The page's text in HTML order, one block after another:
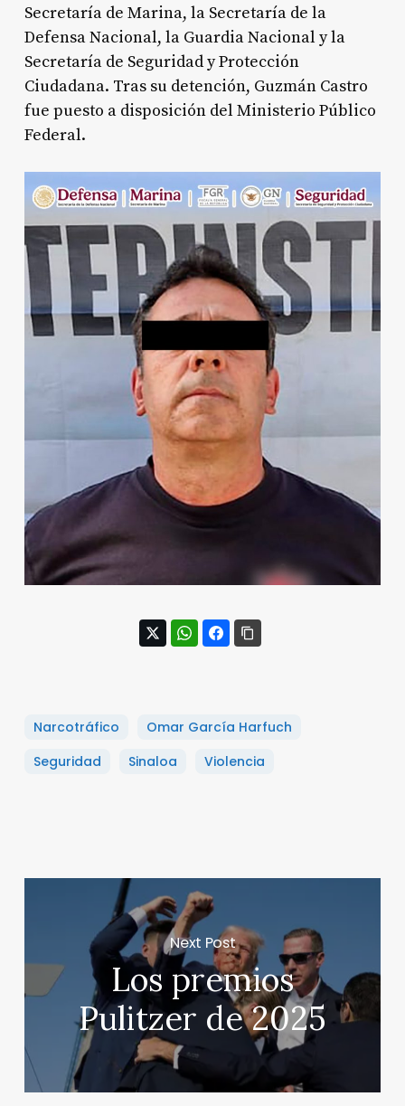
Secretaría de Marina, la Secretaría de la
Defensa Nacional, la Guardia Nacional y la
Secretaría de Seguridad y Protección
Ciudadana. Tras su detención, Guzmán Castro
fue puesto a disposición del Ministerio Público
Federal.
Narcotráfico
Omar García Harfuch
Seguridad
Sinaloa Violencia
Next Post
Los premios
Pulitzer de 2025